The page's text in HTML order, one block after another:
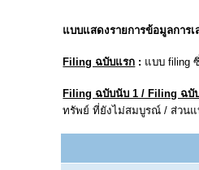
แบบแสดงรายการข้อมูลการ
Filing ฉบับแรก : แบบ filing
Filing ฉบับนับ 1 / Filing ฉบั
ทรัพย์ ที่ยังไม่สมบูรณ์ / ส่วนแ